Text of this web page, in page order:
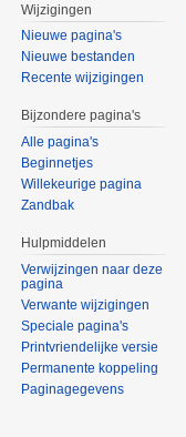
Wijzigingen
Nieuwe pagina's
Nieuwe bestanden
Recente wijzigingen
Bijzondere pagina's
Alle pagina's
Beginnetjes
Willekeurige pagina
Zandbak
Hulpmiddelen
Verwijzingen naar deze
pagina
Verwante wijzigingen
Speciale pagina's
Printvriendelijke versie
Permanente koppeling
Paginagegevens